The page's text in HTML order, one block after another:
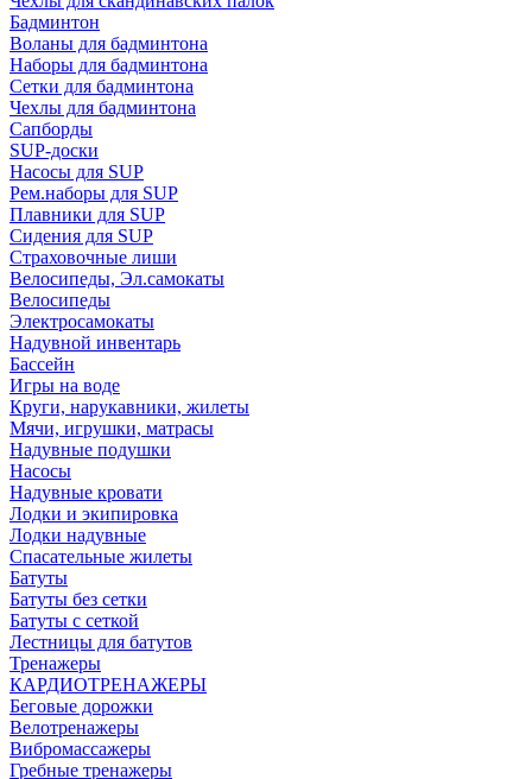
Бадминтон
Воланы для бадминтона
Наборы для бадминтона
Сетки для бадминтона
Чехлы для бадминтона
Сапборды
SUP-доски
Насосы для SUP
Рем.наборы для SUP
Плавники для SUP
Сидения для SUP
Страховочные лиши
Велосипеды, Эл.самокаты
Велосипеды
Электросамокаты
Надувной инвентарь
Бассейн
Игры на воде
Круги, нарукавники, жилеты
Мячи, игрушки, матрасы
Надувные подушки
Насосы
Надувные кровати
Лодки и экипировка
Лодки надувные
Спасательные жилеты
Батуты
Батуты без сетки
Батуты с сеткой
Лестницы для батутов
Тренажеры
КАРДИОТРЕНАЖЕРЫ
Беговые дорожки
Велотренажеры
Вибромассажеры
Гребные тренажеры